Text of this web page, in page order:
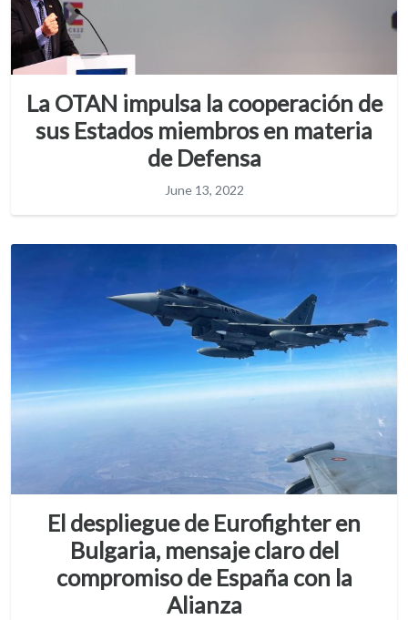
La OTAN impulsa la cooperación de
sus Estados miembros en materia
de Defensa
June 13, 2022
El despliegue de Eurofighter en
Bulgaria, mensaje claro del
compromiso de España con la
Alianza